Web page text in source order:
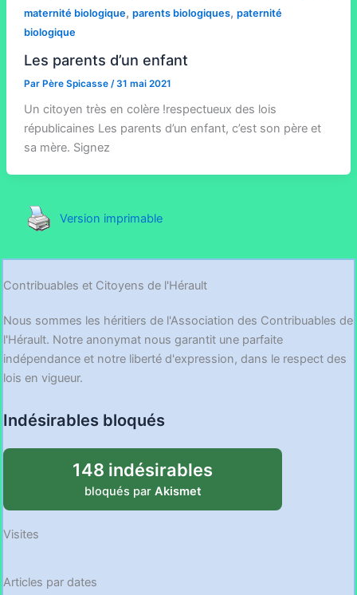
maternité biologique, parents biologiques, paternité
biologique
Les parents d’un enfant
Par Père Spicasse /31 mai 2021
Un citoyen très en colère !respectueux des lois
républicaines Les parents d’un enfant, c’est son père et
sa mère. Signez
Version imprimable
Contribuables et Citoyens de l'Hérault
Nous sommes les héritiers de l'Association des Contribuables de
l'Hérault. Notre anonymat nous garantit une parfaite
indépendance et notre liberté d'expression, dans le respect des
lois en vigueur.
Indésirables bloqués
148 indésirables
bloqués par Akismet
Visites
Articles par dates